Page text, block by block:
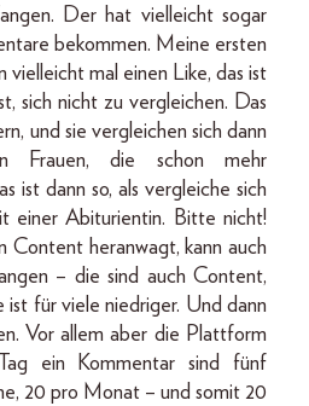
Der hat vielleicht sogar
bekommen. Meine ersten
vielleicht mal einen Like, das ist
sich nicht zu vergleichen. Das
und sie vergleichen sich dann
Frauen, die schon mehr
ist dann so, als vergleiche sich
einer Abiturientin. Bitte nicht!
Content heranwagt, kann auch
– die sind auch Content,
für viele niedriger. Und dann
Vor allem aber die Plattform
ein Kommentar sind fünf
20 pro Monat – und somit 20